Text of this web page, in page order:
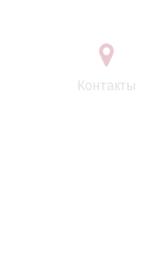
Контакты